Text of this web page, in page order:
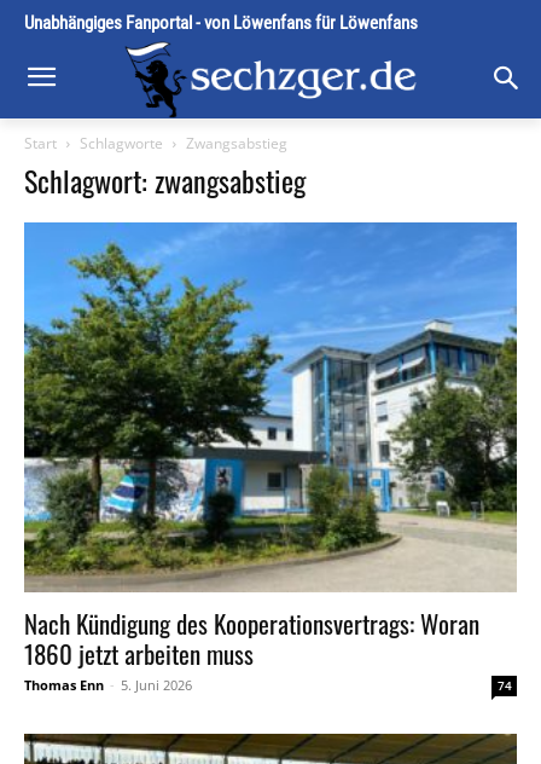
Unabhängiges Fanportal - von Löwenfans für Löwenfans
Start Schlagworte Zwangsabstieg
Schlagwort: zwangsabstieg
Nach Kündigung des Kooperationsvertrags: Woran
1860 jetzt arbeiten muss
Thomas Enn - 5. Juni 2026 74